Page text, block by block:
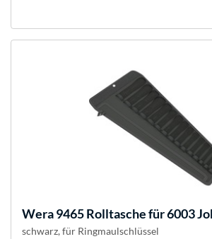
Wera9465 Rolltasche für 6003
schwarz, für Ringmaulschlüssel